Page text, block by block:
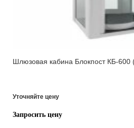
Шлюзовая кабина Блокпост КБ-600
Уточняйте цену
Запросить цену